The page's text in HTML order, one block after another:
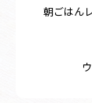
朝ごはん